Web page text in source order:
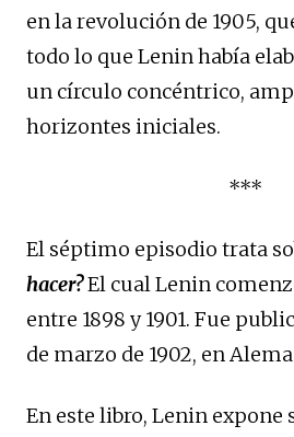
en la revolución de 1905,
todo lo que Lenin había
un círculo concéntrico,
horizontes iniciales.
***
El séptimo episodio trata
hacer?El cual Lenin
entre 1898 y 1901. Fue
de marzo de 1902, en
En este libro, Lenin expone